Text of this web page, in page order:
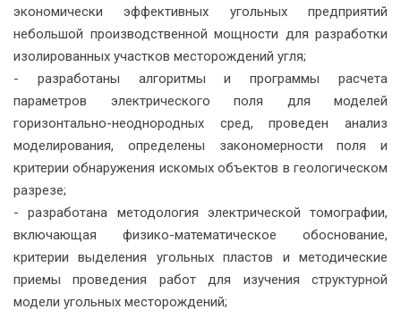
экономически эффективных угольных предприятий
небольшой производственной мощности для разработки
изолированных участков месторождений угля;
- разработаны алгоритмы и программы расчета
параметров электрического поля для моделей
горизонтально-неоднородных сред, проведен анализ
моделирования, определены закономерности поля и
критерии обнаружения искомых объектов в геологическом
разрезе;
- разработана методология электрической томографии,
включающая физико-математическое обоснование,
критерии выделения угольных пластов и методические
приемы проведения работ для изучения структурной
модели угольных месторождений;